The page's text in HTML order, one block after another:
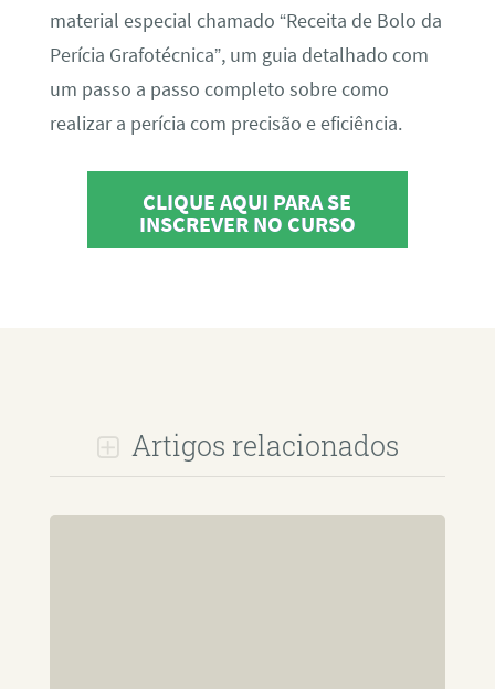
material especial chamado “Receita de Bolo da
Perícia Grafotécnica”, um guia detalhado com
um passo a passo completo sobre como
realizar a perícia com precisão e eficiência.
CLIQUE AQUI PARA SE
INSCREVER NO CURSO
Artigos relacionados